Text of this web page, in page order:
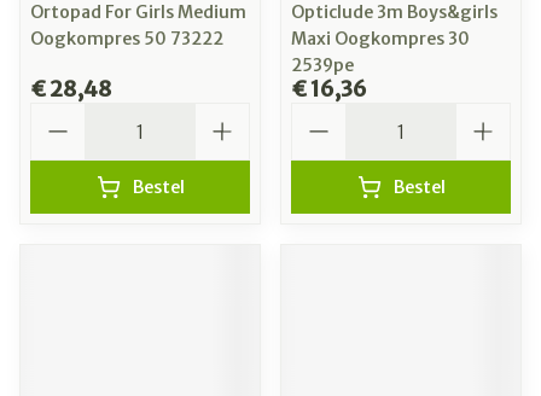
Ortopad For Girls Medium
Oogkompres 50 73222
€ 28,48
Bestel
Opticlude 3m Boys&girls
Maxi Oogkompres 30
2539pe
€ 16,36
Bestel